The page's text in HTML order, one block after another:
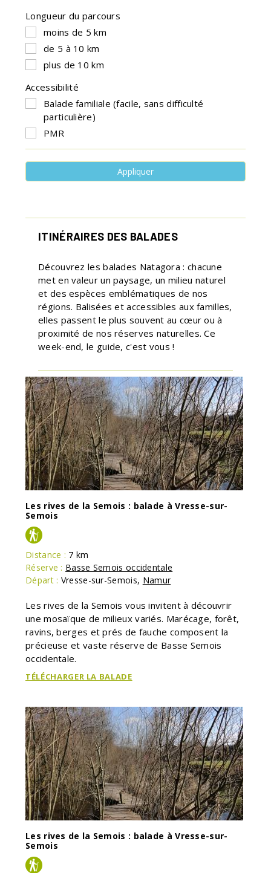
Longueur du parcours
moins de 5 km
de 5 à 10 km
plus de 10 km
Accessibilité
Balade familiale (facile, sans difficulté
particulière)
PMR
Appliquer
ITINÉRAIRES DES BALADES
Découvrez les balades Natagora : chacune
met en valeur un paysage, un milieu naturel
et des espèces emblématiques de nos
régions. Balisées et accessibles aux familles,
elles passent le plus souvent au cœur ou à
proximité de nos réserves naturelles. Ce
week-end, le guide, c'est vous !
Les rives de la Semois : balade à Vresse-sur-
Semois
Distance : 7 km
Réserve : Basse Semois occidentale
Départ : Vresse-sur-Semois, Namur
Les rives de la Semois vous invitent à découvrir
une mosaïque de milieux variés. Marécage, forêt,
ravins, berges et prés de fauche composent la
précieuse et vaste réserve de Basse Semois
occidentale.
TÉLÉCHARGER LA BALADE
Les rives de la Semois : balade à Vresse-sur-
Semois